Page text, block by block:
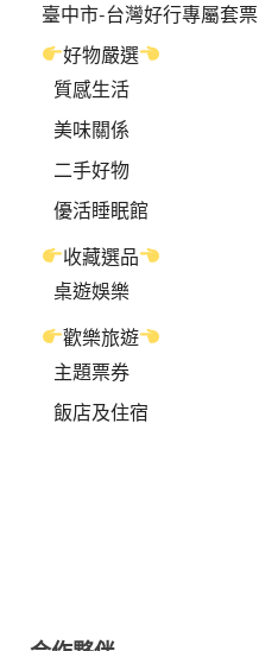
臺中市-台灣好行專屬套票
好物嚴選
質感生活
美味關係
二手好物
優活睡眠館
收藏選品
桌遊娛樂
歡樂旅遊
主題票券
飯店及住宿